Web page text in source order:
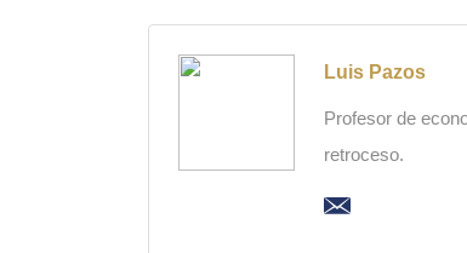
Luis Pazos
Profesor de
retroceso.